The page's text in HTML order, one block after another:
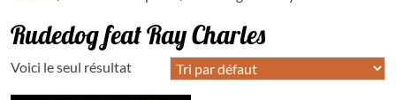
Rudedog feat Ray Charles
Voici le seul résultat